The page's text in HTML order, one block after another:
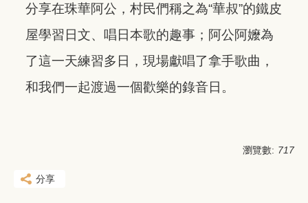
分享在珠華阿公，村民們稱之為“華叔”的鐵皮
屋學習日文、唱日本歌的趣事；阿公阿嬤為
了這一天練習多日，現場獻唱了拿手歌曲，
和我們一起渡過一個歡樂的錄音日。
瀏覽數: 717
分享